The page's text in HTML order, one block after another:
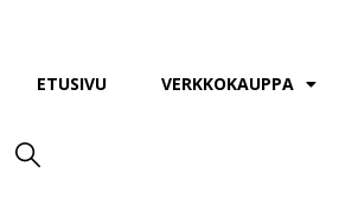
ETUSIVU VERKKOKAUPPA